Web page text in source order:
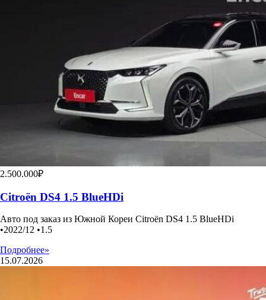
2.500.000₽
Citroën DS4 1.5 BlueHDi
Авто под заказ из Южной Кореи Citroën DS4 1.5 BlueHDi
•2022/12 •1.5
Подробнее»
15.07.2026